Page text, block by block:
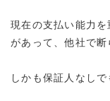
現在の支払い能力
があって、他社で断
しかも保証人なし